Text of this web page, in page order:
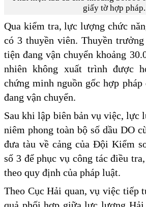
giấy tờ hợp pháp.
Qua kiểm tra, lực lượng chức
có 3 thuyền viên. Thuyền
tiện đang vận chuyển khoảng
nhiên không xuất trình được
chứng minh nguồn gốc hợp pháp
đang vận chuyển.
Sau khi lập biên bản vụ việc, lực
niêm phong toàn bộ số dầu DO
đưa tàu về cảng của Đội Kiểm
số 3 để phục vụ công tác điều
theo quy định của pháp luật.
Theo Cục Hải quan, vụ việc tiếp